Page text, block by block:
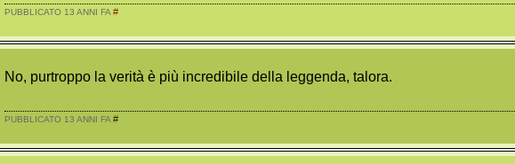
PUBBLICATO 13 ANNI FA #
No, purtroppo la verità è più incredibile della leggenda, talora.
PUBBLICATO 13 ANNI FA #